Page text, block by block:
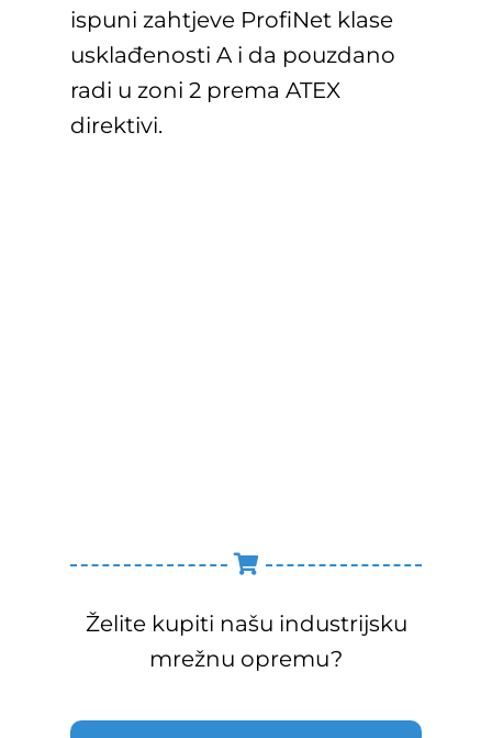
ispuni zahtjeve ProfiNet klase
usklađenosti A i da pouzdano
radi u zoni 2 prema ATEX
direktivi.
Želite kupiti našu industrijsku
mrežnu opremu?